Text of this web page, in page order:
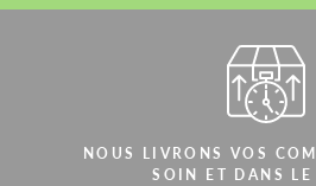
NOUS LIVRONS VOS
SOIN ET DANS LE